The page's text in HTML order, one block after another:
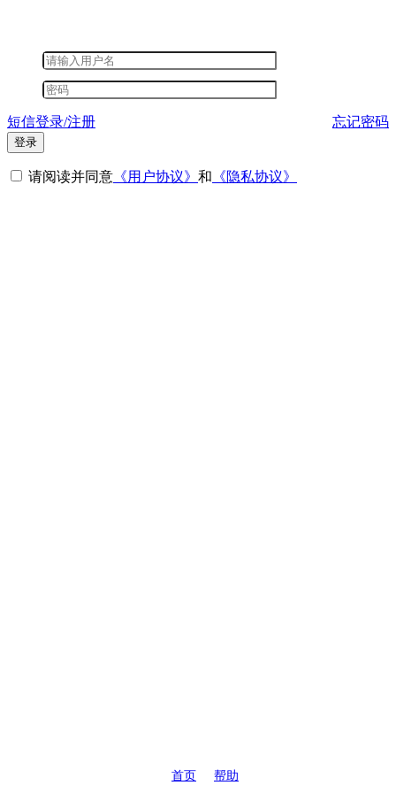
短信登录/注册 忘记密码
登录
请阅读并同意 《用户协议》 和 《隐私协议》
首页 帮助